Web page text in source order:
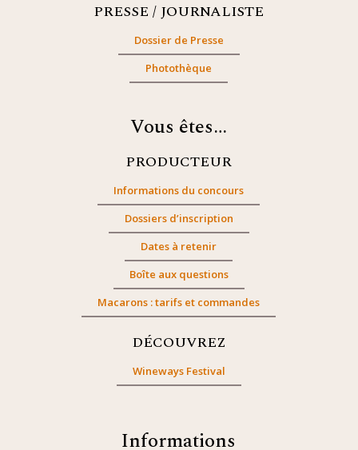
PRESSE / JOURNALISTE
Dossier de Presse
Photothèque
Vous êtes…
PRODUCTEUR
Informations du concours
Dossiers d’inscription
Dates à retenir
Boîte aux questions
Macarons : tarifs et commandes
DÉCOUVREZ
Wineways Festival
Informations